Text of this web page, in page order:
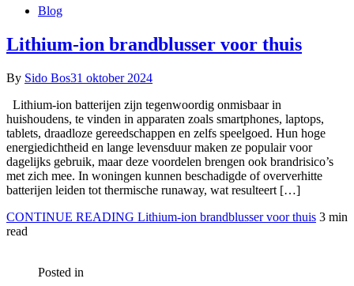
Blog
Lithium-ion brandblusser voor thuis
By Sido Bos31 oktober 2024
Lithium-ion batterijen zijn tegenwoordig onmisbaar in
huishoudens, te vinden in apparaten zoals smartphones, laptops,
tablets, draadloze gereedschappen en zelfs speelgoed. Hun hoge
energiedichtheid en lange levensduur maken ze populair voor
dagelijks gebruik, maar deze voordelen brengen ook brandrisico’s
met zich mee. In woningen kunnen beschadigde of oververhitte
batterijen leiden tot thermische runaway, wat resulteert […]
CONTINUE READING Lithium-ion brandblusser voor thuis 3 min
read
Posted in